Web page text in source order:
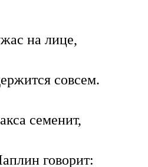
на лице,
совсем.
семенит,
говорит: